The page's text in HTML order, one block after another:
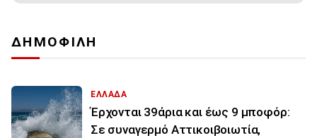
ΔΗΜΟΦΙΛΗ
ΕΛΛΑΔΑ
Έρχονται 39άρια και έως 9 μποφόρ:
Σε συναγερμό Αττικοιβοιωτία,